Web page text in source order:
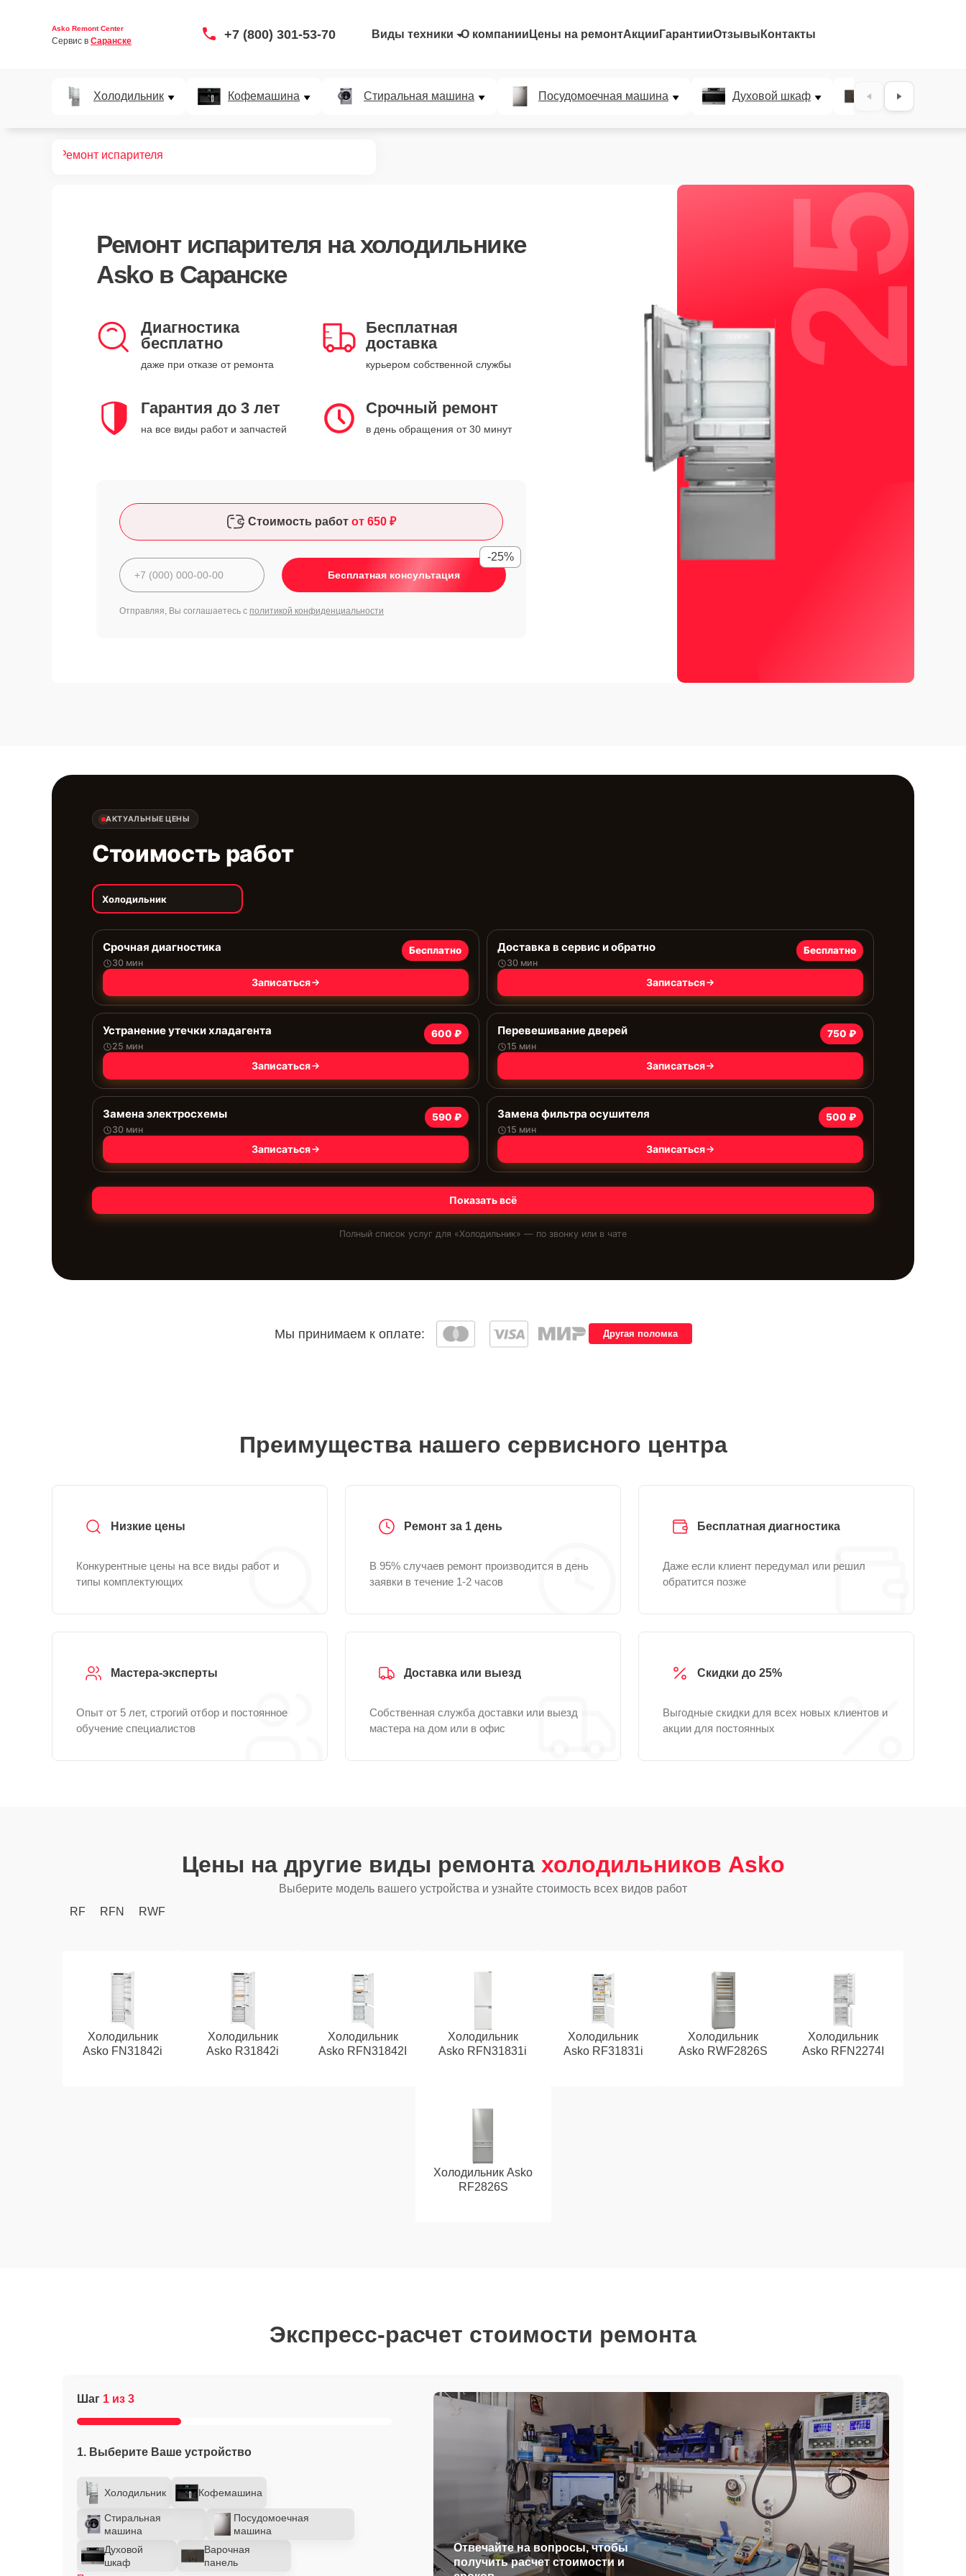
Asko Remont Center
Сервис в Саранске +7 (800) 301-53-70 Виды техники О компании Цены на ремонтАкции ГарантииОтзывы Контакты
Холодильник Кофемашина Стиральная машина Посудомоечная машина Духовой шкаф Варочная
Ремонт испарителя
Ремонт испарителя на холодильнике
Asko в Саранске
Диагностика
бесплатно
даже при отказе от ремонта
Бесплатная
доставка
курьером собственной службы
Гарантия до 3 лет
на все виды работ и запчастей
Срочный ремонт
в день обращения от 30 минут
Стоимость работ от 650 ₽
Бесплатная консультация
-25%
Отправляя, Вы соглашаетесь с политикой конфиденциальности
25%
АКТУАЛЬНЫЕ ЦЕНЫ
Стоимость работ
Холодильник
Срочная диагностика
30 мин
Бесплатно
Записаться
Доставка в сервис и обратно
30 мин
Бесплатно
Записаться
Устранение утечки хладагента
25 мин
600 ₽
Записаться
Перевешивание дверей
15 мин
750 ₽
Записаться
Замена электросхемы
30 мин
590 ₽
Записаться
Замена фильтра осушителя
15 мин
500 ₽
Записаться
Показать всё
Полный список услуг для «Холодильник» — по звонку или в чате
Мы принимаем к оплате: Другая поломка
Преимущества нашего сервисного центра
Низкие цены
Конкурентные цены на все виды работ и
типы комплектующих
Ремонт за 1 день
В 95% случаев ремонт производится в день
заявки в течение 1-2 часов
Бесплатная диагностика
Даже если клиент передумал или решил
обратится позже
Мастера-эксперты
Опыт от 5 лет, строгий отбор и постоянное
обучение специалистов
Доставка или выезд
Собственная служба доставки или выезд
мастера на дом или в офис
Скидки до 25%
Выгодные скидки для всех новых клиентов и
акции для постоянных
Цены на другие виды ремонта холодильников Asko
Выберите модель вашего устройства и узнайте стоимость всех видов работ
RF
RFN RWF
Холодильник
Asko FN31842i
Холодильник
Asko R31842i
Холодильник
Asko RFN31842I
Холодильник
Asko RFN31831i
Холодильник
Asko RF31831i
Холодильник
Asko RWF2826S
Холодильник
Asko RFN2274I
Холодильник Asko
RF2826S
Экспресс-расчет стоимости ремонта
Шаг 1 из 3
1. Выберите Ваше устройство
Холодильник Кофемашина
Стиральная
машина
Посудомоечная
машина
Духовой
шкаф
Варочная
панель
Отвечайте на вопросы, чтобы
получить расчет стоимости и